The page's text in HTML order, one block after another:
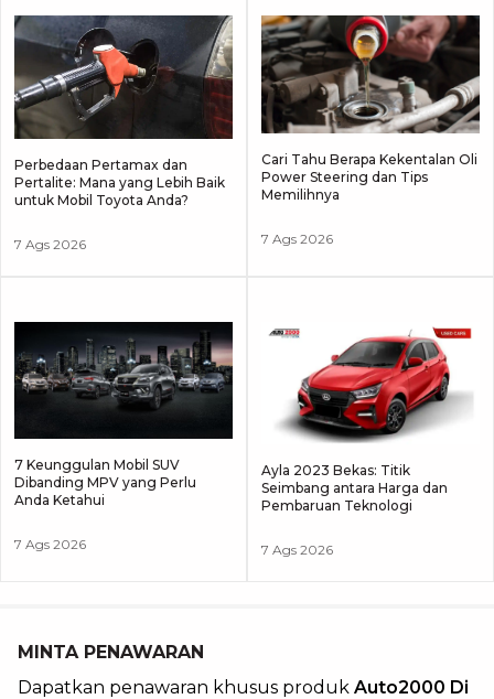
Perbedaan Pertamax dan
Pertalite: Mana yang Lebih Baik
untuk Mobil Toyota Anda?
7 Ags 2026
Cari Tahu Berapa Kekentalan Oli
Power Steering dan Tips
Memilihnya
7 Ags 2026
7 Keunggulan Mobil SUV
Dibanding MPV yang Perlu
Anda Ketahui
7 Ags 2026
Ayla 2023 Bekas: Titik
Seimbang antara Harga dan
Pembaruan Teknologi
7 Ags 2026
MINTA PENAWARAN
Dapatkan penawaran khusus produk Auto2000 Di